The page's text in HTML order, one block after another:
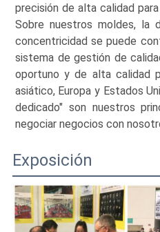
precisión de alta calidad
Sobre nuestros moldes, la
concentricidad se puede
sistema de gestión de
oportuno y de alta calidad
asiático, Europa y Estados
dedicado" son nuestros
negociar negocios con
Exposición